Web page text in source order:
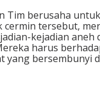
Tim berusaha
cermin tersebut,
kejadian aneh
harus
yang bersembunyi